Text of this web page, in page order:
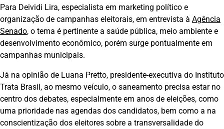
Para Deividi Lira, especialista em marketing político e
organização de campanhas eleitorais, em entrevista à Agência
Senado, o tema é pertinente a saúde pública, meio ambiente e
desenvolvimento econômico, porém surge pontualmente em
campanhas municipais.
Já na opinião de Luana Pretto, presidente-executiva do Instituto
Trata Brasil, ao mesmo veículo, o saneamento precisa estar no
centro dos debates, especialmente em anos de eleições, como
uma prioridade nas agendas dos candidatos, bem como a na
conscientização dos eleitores sobre a transversalidade do